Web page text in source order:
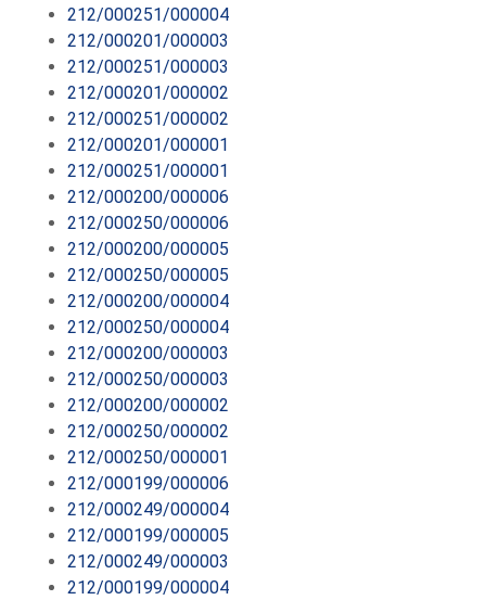
212/000251/000004
212/000201/000003
212/000251/000003
212/000201/000002
212/000251/000002
212/000201/000001
212/000251/000001
212/000200/000006
212/000250/000006
212/000200/000005
212/000250/000005
212/000200/000004
212/000250/000004
212/000200/000003
212/000250/000003
212/000200/000002
212/000250/000002
212/000250/000001
212/000199/000006
212/000249/000004
212/000199/000005
212/000249/000003
212/000199/000004